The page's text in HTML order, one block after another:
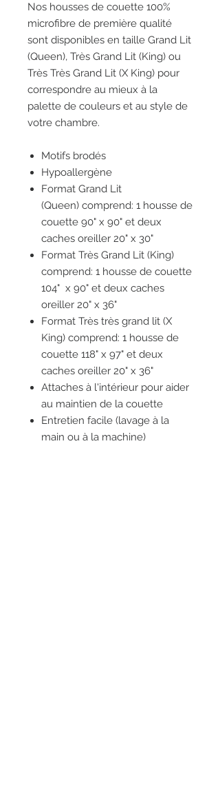
Nos housses de couette 100%
microfibre de première qualité
sont disponibles en taille Grand Lit
(Queen), Très Grand Lit (King) ou
Très Très Grand Lit (X King) pour
correspondre au mieux à la
palette de couleurs et au style de
votre chambre.
Motifs brodés
Hypoallergène
Format Grand Lit
(Queen) comprend: 1 housse de
couette 90" x 90" et deux
caches oreiller 20" x 30"
Format Très Grand Lit (King)
comprend: 1 housse de couette
104" x 90" et deux caches
oreiller 20" x 36"
Format Très très grand lit (X
King) comprend: 1 housse de
couette 118" x 97" et deux
caches oreiller 20" x 36"
Attaches à l'intérieur pour aider
au maintien de la couette
Entretien facile (lavage à la
main ou à la machine)